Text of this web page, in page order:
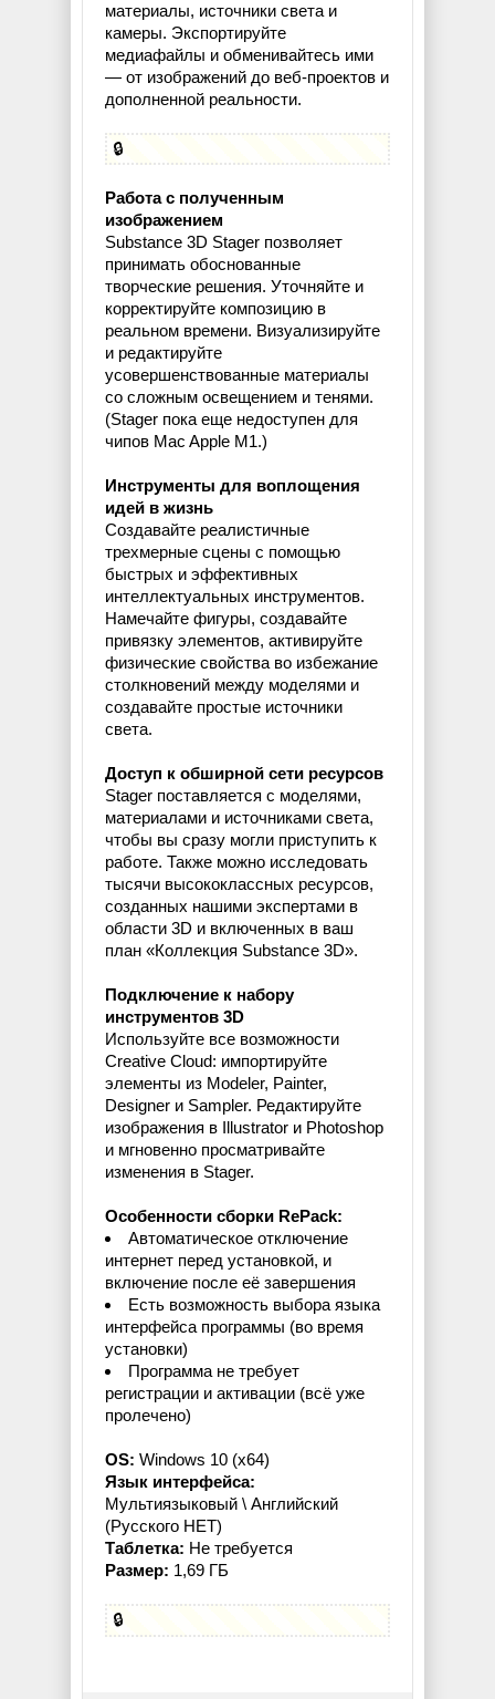
материалы, источники света и
камеры. Экспортируйте
медиафайлы и обменивайтесь ими
— от изображений до веб-проектов и
дополненной реальности.
🔒
Работа с полученным
изображением
Substance 3D Stager позволяет
принимать обоснованные
творческие решения. Уточняйте и
корректируйте композицию в
реальном времени. Визуализируйте
и редактируйте
усовершенствованные материалы
со сложным освещением и тенями.
(Stager пока еще недоступен для
чипов Mac Apple M1.)
Инструменты для воплощения
идей в жизнь
Создавайте реалистичные
трехмерные сцены с помощью
быстрых и эффективных
интеллектуальных инструментов.
Намечайте фигуры, создавайте
привязку элементов, активируйте
физические свойства во избежание
столкновений между моделями и
создавайте простые источники
света.
Доступ к обширной сети ресурсов
Stager поставляется с моделями,
материалами и источниками света,
чтобы вы сразу могли приступить к
работе. Также можно исследовать
тысячи высококлассных ресурсов,
созданных нашими экспертами в
области 3D и включенных в ваш
план «Коллекция Substance 3D».
Подключение к набору
инструментов 3D
Используйте все возможности
Creative Cloud: импортируйте
элементы из Modeler, Painter,
Designer и Sampler. Редактируйте
изображения в Illustrator и Photoshop
и мгновенно просматривайте
изменения в Stager.
Особенности сборки RePack:
Автоматическое отключение
интернет перед установкой, и
включение после её завершения
Есть возможность выбора языка
интерфейса программы (во время
установки)
Программа не требует
регистрации и активации (всё уже
пролечено)
OS: Windows 10 (x64)
Язык интерфейса:
Мультиязыковый \ Английский
(Русского НЕТ)
Таблетка: Не требуется
Размер: 1,69 ГБ
🔒